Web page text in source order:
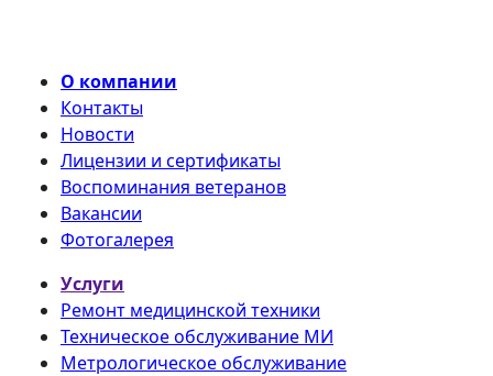
О компании
Контакты
Новости
Лицензии и сертификаты
Воспоминания ветеранов
Вакансии
Фотогалерея
Услуги
Ремонт медицинской техники
Техническое обслуживание МИ
Метрологическое обслуживание